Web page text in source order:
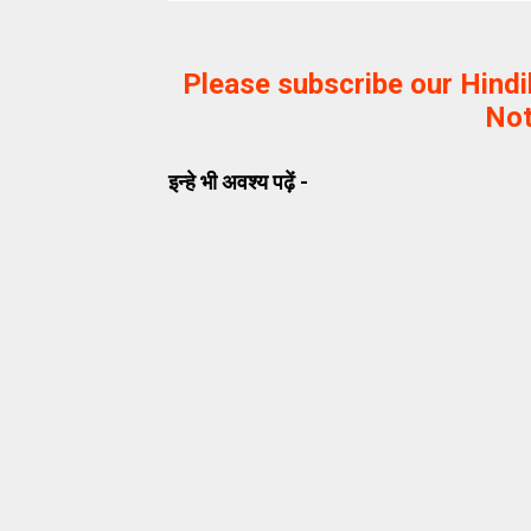
Please subscribe our
इन्हे भी अवश्य पढ़ें -